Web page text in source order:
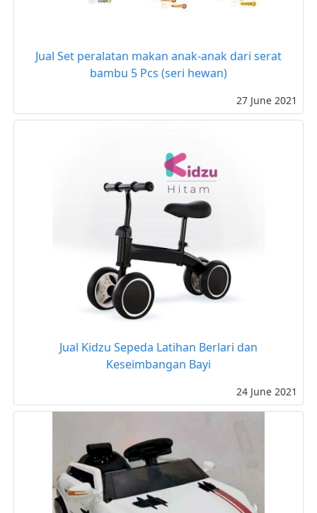
Jual Set peralatan makan anak-anak dari serat
bambu 5 Pcs (seri hewan)
27 June 2021
Jual Kidzu Sepeda Latihan Berlari dan
Keseimbangan Bayi
24 June 2021